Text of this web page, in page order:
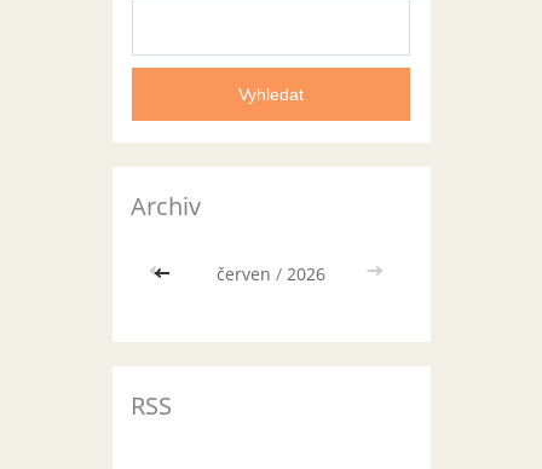
Archiv
<< červen / 2026 >>
RSS